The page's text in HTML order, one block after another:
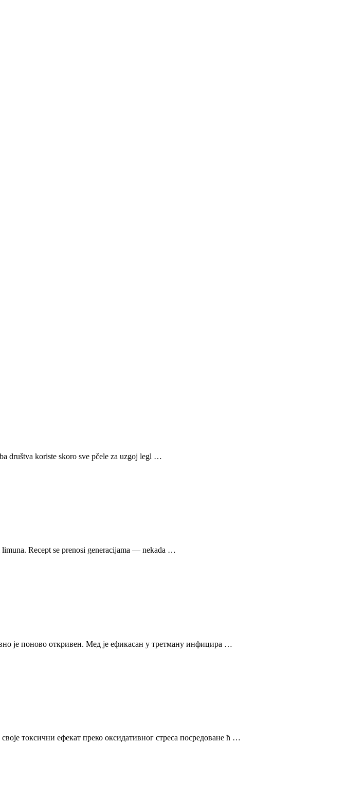
društva koriste skoro sve pčele za uzgoj legl …
limuna. Recept se prenosi generacijama — nekada …
је поново откривен. Мед је ефикасан у третману инфицира …
токсични ефекат преко оксидативног стреса посредоване ћ …